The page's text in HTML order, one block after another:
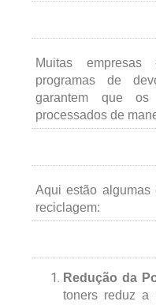
Muitas empresas
programas de
garantem que os
processados de
Aqui estão algumas
reciclagem:
Redução da
toners reduz a